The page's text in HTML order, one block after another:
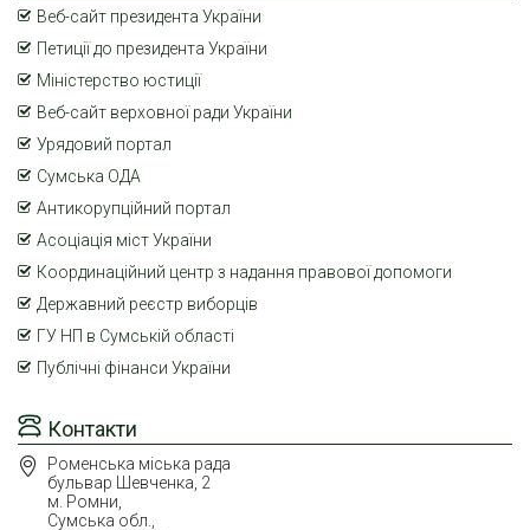
Контакти
Роменська міська рада
бульвар Шевченка, 2
м. Ромни,
Сумська обл.,
Веб-сайт президента України
Петиції до президента України
Міністерство юстиції
Веб-сайт верховної ради України
Урядовий портал
Сумська ОДА
Антикорупційний портал
Асоціація міст України
Координаційний центр з надання правової допомоги
Державний реєстр виборців
ГУ НП в Сумській області
Публічні фінанси України